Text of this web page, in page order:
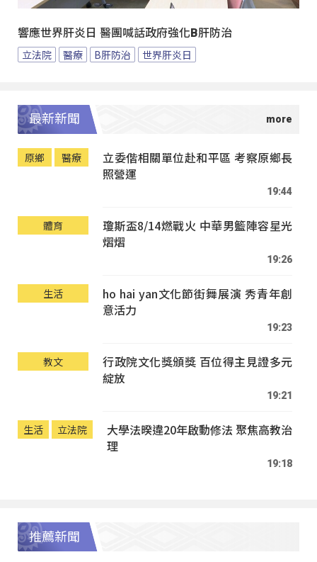
響應世界肝炎日 醫團喊話政府強化B肝防治
立法院 醫療 B肝防治 世界肝炎日
最新新聞
原鄉 醫療
立委偕相關單位赴和平區 考察原鄉長
照營運
19:44
體育
瓊斯盃8/14燃戰火 中華男籃陣容星光
熠熠
19:26
生活
ho hai yan文化節街舞展演 秀青年創
意活力
19:23
教文
行政院文化獎頒獎 百位得主見證多元
綻放
19:21
生活 立法院
大學法暌違20年啟動修法 聚焦高教治
理
19:18
推薦新聞